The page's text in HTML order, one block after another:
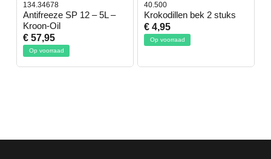
134.34678
Antifreeze SP 12 – 5L –
Kroon-Oil
€ 57,95
Op voorraad
40.500
Krokodillen bek 2 stuks
€ 4,95
Op voorraad